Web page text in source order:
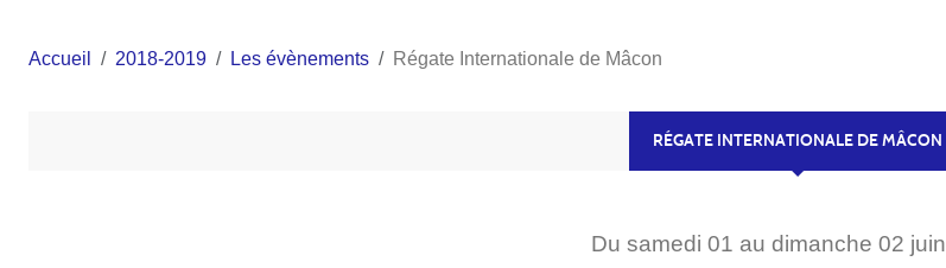
Accueil 2018-2019 Les évènements Régate Internationale de Mâcon
RÉGATE INTERNATIONALE DE MÂCON
Du samedi 01 au dimanche 02 juin